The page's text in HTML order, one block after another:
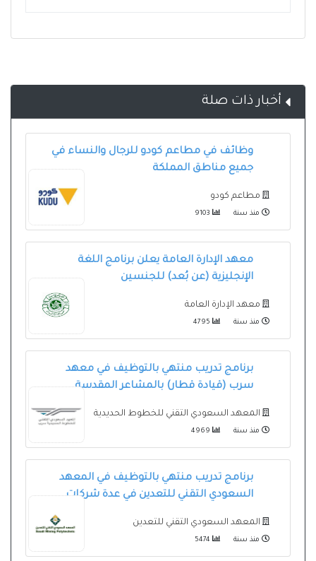
أخبار ذات صلة
وظائف في مطاعم كودو للرجال والنساء في
جميع مناطق المملكة
مطاعم كودو
منذ سنة
معهد الإدارة العامة يعلن برنامج اللغة
الإنجليزية (عن بُعد) للجنسين
معهد الإدارة العامة
منذ سنة
برنامج تدريب منتهي بالتوظيف في معهد
سرب (قيادة قطار) بالمشاعر المقدسة
المعهد السعودي التقني للخطوط الحديدية
منذ سنة
برنامج تدريب منتهي بالتوظيف في المعهد
السعودي التقني للتعدين في عدة شركات
المعهد السعودي التقني للتعدين
منذ سنة